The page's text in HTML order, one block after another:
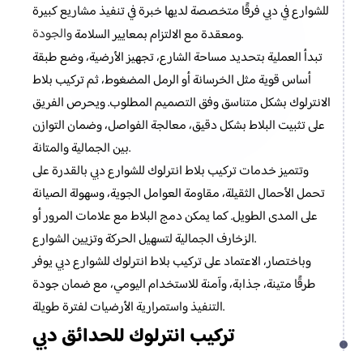
للشوارع في دبي فرقًا متخصصة لديها خبرة في تنفيذ مشاريع كبيرة
ومعقدة مع الالتزام بمعايير السلامةوالجودة
.
تبدأ العملية بتحديد مساحة الشارع، تجهيز الأرضية، وضع طبقة
أساس قوية مثل الخرسانة أو الرمل المضغوط، ثم تركيب بلاط
الانترلوك بشكل متناسق وفق التصميم المطلوب. ويحرص الفريق
على تثبيت البلاط بشكل دقيق، معالجة الفواصل، وضمان التوازن
بين الجمالية والمتانة.
وتتميز خدمات تركيب بلاط انترلوك للشوارع دبي بالقدرة على
تحمل الأحمال الثقيلة، مقاومة العوامل الجوية، وسهولة الصيانة
على المدى الطويل. كما يمكن دمج البلاط مع علامات المرور أو
الزخارف الجمالية لتسهيل الحركة وتزيين الشوارع.
وباختصار، الاعتماد على تركيب بلاط انترلوك للشوارع دبي يوفر
طرقًا متينة، جذابة، وآمنة للاستخدام اليومي، مع ضمان جودة
التنفيذ واستمرارية الأرضيات لفترة طويلة.
تركيب انترلوك للحدائق دبي